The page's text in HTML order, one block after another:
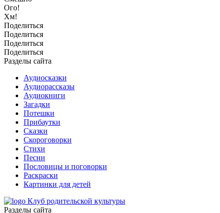
Ого!
Хм!
Поделиться
Поделиться
Поделиться
Поделиться
Разделы сайта
Аудиосказки
Аудиорассказы
Аудиокниги
Загадки
Потешки
Прибаутки
Сказки
Скороговорки
Стихи
Песни
Пословицы и поговорки
Раскраски
Картинки для детей
Клуб родительской культуры
Разделы сайта